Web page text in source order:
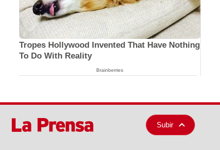
Tropes Hollywood Invented That Have Nothing
To Do With Reality
Brainberries
Subir